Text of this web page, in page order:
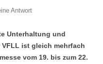
Antwort
Unterhaltung und
VFLL ist gleich mehrfach
vom 19. bis zum 22.